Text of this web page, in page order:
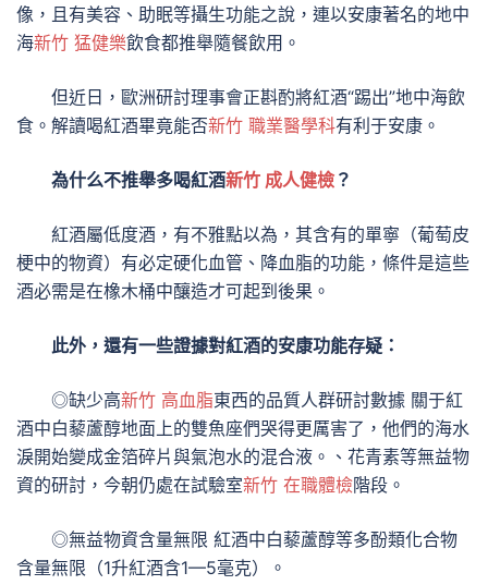
像，且有美容、助眠等攝生功能之說，連以安康著名的地中
海新竹 猛健樂飲食都推舉隨餐飲用。
但近日，歐洲研討理事會正斟酌將紅酒“踢出”地中海飲
食。解讀喝紅酒畢竟能否新竹 職業醫學科有利于安康。
為什么不推舉多喝紅酒新竹 成人健檢 ？
紅酒屬低度酒，有不雅點以為，其含有的單寧（葡萄皮
梗中的物資）有必定硬化血管、降血脂的功能，條件是這些
酒必需是在橡木桶中釀造才可起到後果。
此外，還有一些證據對紅酒的安康功能存疑：
◎缺少高新竹 高血脂東西的品質人群研討數據 關于紅
酒中白藜蘆醇地面上的雙魚座們哭得更厲害了，他們的海水
淚開始變成金箔碎片與氣泡水的混合液。、花青素等無益物
資的研討，今朝仍處在試驗室新竹 在職體檢階段。
◎無益物資含量無限 紅酒中白藜蘆醇等多酚類化合物
含量無限（1升紅酒含1—5毫克）。